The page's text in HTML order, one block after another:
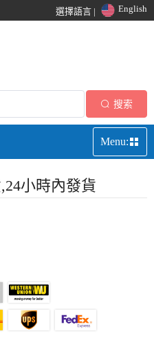
選擇語言 | English
搜索
Menu:
小時內發貨